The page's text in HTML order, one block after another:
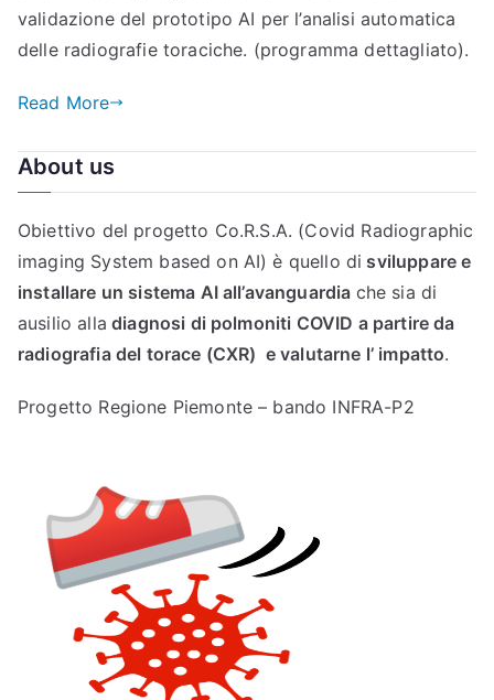
validazione del prototipo AI per l’analisi automatica
delle radiografie toraciche. (programma dettagliato).
Read More
About us
Obiettivo del progetto Co.R.S.A. (Covid Radiographic
imaging System based on AI) è quello di sviluppare e
installare un sistema AI all’avanguardia che sia di
ausilio alla diagnosi di polmoniti COVID a partire da
radiografia del torace (CXR) e valutarne l’ impatto.
Progetto Regione Piemonte – bando INFRA-P2